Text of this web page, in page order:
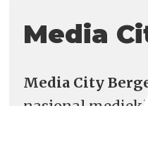
Media
Media City
nasjonal